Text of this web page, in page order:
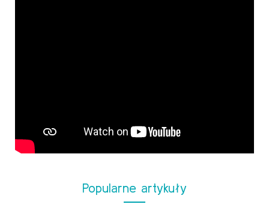
Popularne artykuły